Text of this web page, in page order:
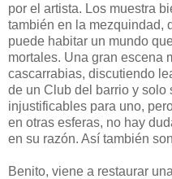
por el artista. Los muestra
también en la mezquindad,
puede habitar un mundo
mortales. Una gran escena
cascarrabias, discutiendo
de un Club del barrio y solo
injustificables para uno,
en otras esferas, no hay
en su razón. Así también
Benito, viene a restaurar